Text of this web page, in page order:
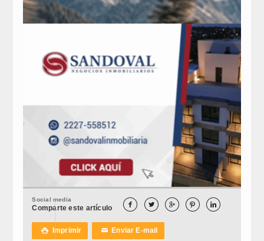
Social media
Comparte este artículo     
 Imprimir ✉Enviar E-mail